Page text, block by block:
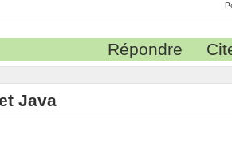
Répondre
Java